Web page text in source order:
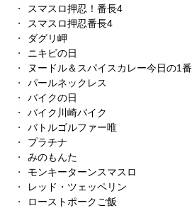
スマスロ押忍！番長4
スマスロ押忍番長4
ダグリ岬
ニキビの日
ヌードル＆スパイスカレー今日の1番
パールネックレス
バイクの日
バイク川崎バイク
バトルゴルファー唯
プラチナ
みのもんた
モンキーターンスマスロ
レッド・ツェッペリン
ローストポークご飯